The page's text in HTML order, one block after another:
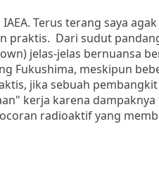
Terus terang saya agak
praktis. Dari sudut
jelas-jelas bernuansa
Fukushima, meskipun
jika sebuah
kerja karena dampaknya
radioaktif yang